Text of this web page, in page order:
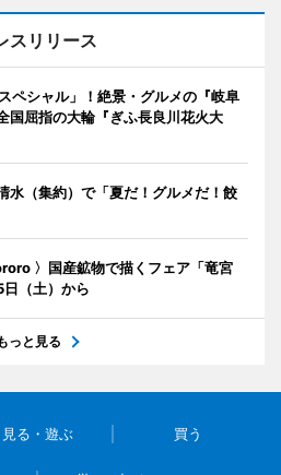
スリリース
ペシャル」！絶景・グルメの『岐阜
国屈指の大輪『ぎふ長良川花火大
（集約）で「夏だ！グルメだ！餃
〉国産鉱物で描くフェア「竜宮
（土）から
っと見る
見る・遊ぶ 買う